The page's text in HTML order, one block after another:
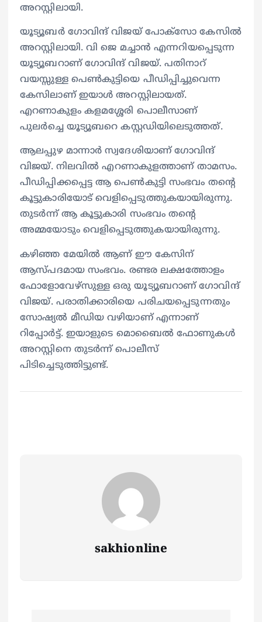
അറസ്റ്റിലായി.
യൂട്യൂബര്‍ ഗോവിന്ദ് വിജയ് പോക്സോ കേസില്‍
അറസ്റ്റിലായി. വി ജെ മച്ചാൻ എന്നറിയപ്പെടുന്ന
യൂട്യൂബറാണ് ഗോവിന്ദ് വിജയ്. പതിനാറ്
വയസ്സുള്ള പെണ്‍കുട്ടിയെ പീഡിപ്പിച്ചുവെന്ന
കേസിലാണ് ഇയാള്‍ അറസ്റ്റിലായത്.
എറണാകുളം കളമശ്ശേരി പൊലീസാണ്
പുലര്‍ച്ചെ യൂട്യൂബറെ കസ്റ്റഡിയിലെടുത്തത്.
ആലപ്പുഴ മാന്നാര്‍ സ്വദേശിയാണ് ഗോവിന്ദ്
വിജയ്. നിലവില്‍ എറണാകുളത്താണ് താമസം.
പീഡിപ്പിക്കപ്പെട്ട ആ പെണ്‍കുട്ടി സംഭവം തന്റെ
കൂട്ടുകാരിയോട് വെളിപ്പെടുത്തുകയായിരുന്നു.
തുടര്‍ന്ന് ആ കൂട്ടുകാരി സംഭവം തന്റെ
അമ്മയോടും വെളിപ്പെടുത്തുകയായിരുന്നു.
കഴിഞ്ഞ മേയില്‍ ആണ് ഈ കേസിന്
ആസ്‍പദമായ സംഭവം. രണ്ടര ലക്ഷത്തോളം
ഫോളോവേഴ്‍സുള്ള ഒരു യൂട്യൂബറാണ് ഗോവിന്ദ്
വിജയ്. പരാതിക്കാരിയെ പരിചയപ്പെടുന്നതും
സോഷ്യല്‍ മീഡിയ വഴിയാണ് എന്നാണ്
റിപ്പോര്‍ട്ട്. ഇയാളുടെ മൊബൈല്‍ ഫോണുകള്‍
അറസ്റ്റിനെ തുടര്‍ന്ന് പൊലീസ്
പിടിച്ചെടുത്തിട്ടുണ്ട്.
sakhionline